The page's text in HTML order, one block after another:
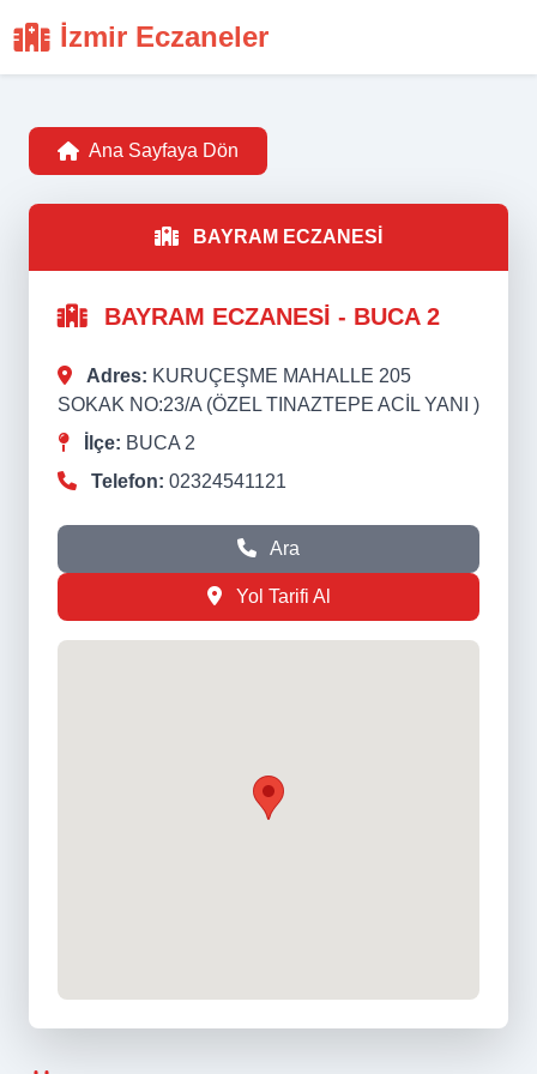
İzmir Eczaneler
Ana Sayfaya Dön
BAYRAM ECZANESİ
BAYRAM ECZANESİ - BUCA 2
Adres: KURUÇEŞME MAHALLE 205
SOKAK NO:23/A (ÖZEL TINAZTEPE ACİL YANI )
İlçe: BUCA 2
Telefon: 02324541121
Ara
Yol Tarifi Al